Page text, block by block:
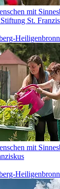
mit
Stiftung St.
Heiligenbronn
mit
Heiligenbronn